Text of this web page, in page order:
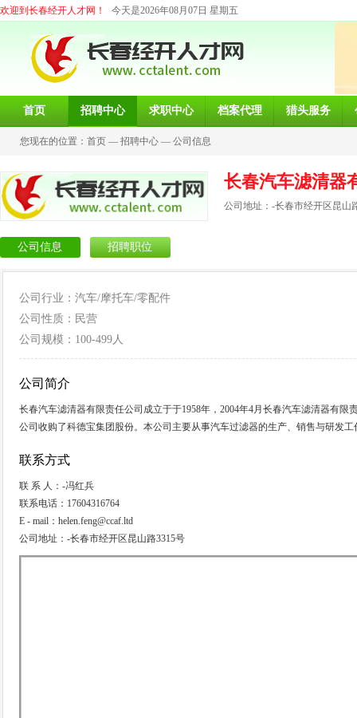
欢迎到长春经开人才网！ 今天是2026年08月07日 星期五
首页 招聘中心 求职中心 档案代理 猎头服务
您现在的位置： 首页 — 招聘中心 — 公司信息
长春汽车滤清器
公司地址：-长春市经开区昆山
公司信息 招聘职位
公司行业：汽车/摩托车/零配件
公司性质：民营
公司规模：100-499人
公司简介
长春汽车滤清器有限责任公司成立于于1958年，2004年4月长春汽车滤清器有
公司收购了科德宝集团股份。本公司主要从事汽车过滤器的生产、销售与研发
联系方式
联 系 人：-冯红兵
联系电话：17604316764
E - mail：helen.feng@ccaf.ltd
公司地址：-长春市经开区昆山路3315号